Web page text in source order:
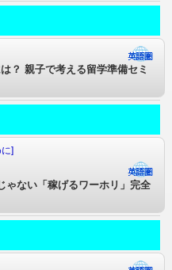
？ 親子で考える留学準備セミ
]
ゃない「稼げるワーホリ」完全